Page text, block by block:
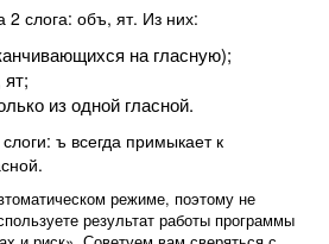
слога: объ, ят. Из них:
на гласную);
из одной гласной.
ъ всегда примыкает к
режиме, поэтому не
результат работы программы